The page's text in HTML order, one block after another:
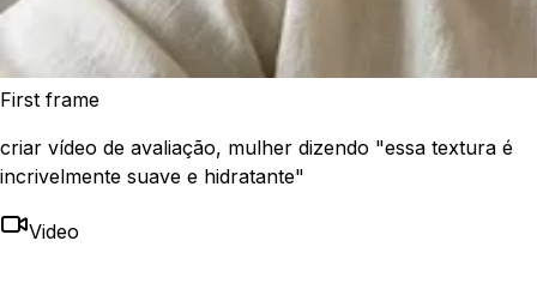
First frame
criar vídeo de avaliação, mulher dizendo "essa textura é
incrivelmente suave e hidratante"
Video